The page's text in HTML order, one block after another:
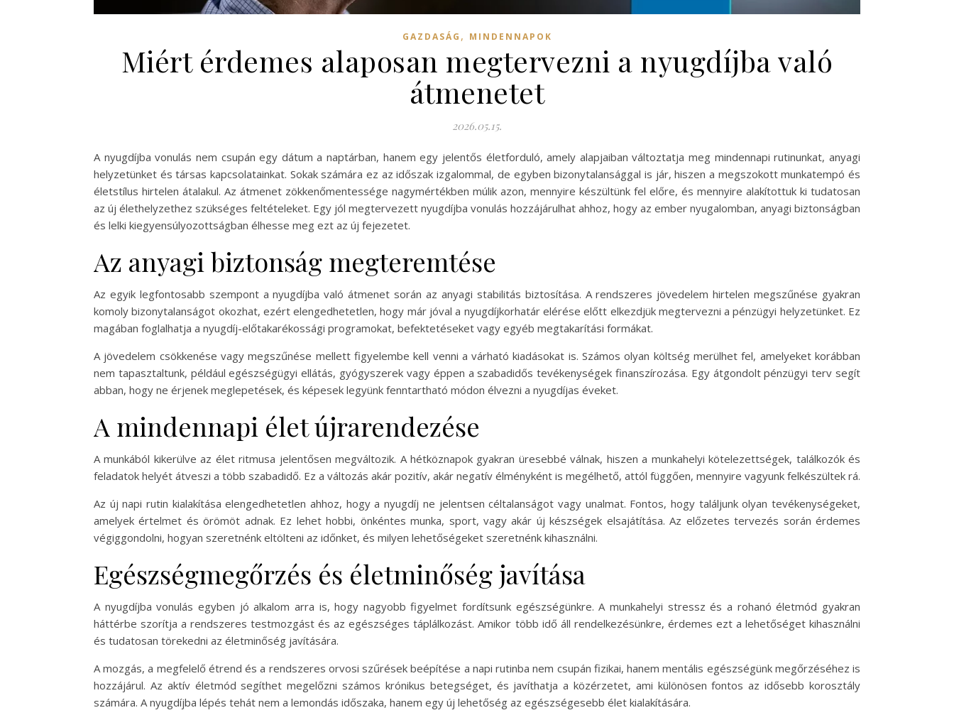
GAZDASÁG , MINDENNAPOK
Miért érdemes alaposan megtervezni a nyugdíjba való
átmenetet
2026.05.15.
A nyugdíjba vonulás nem csupán egy dátum a naptárban, hanem egy jelentős életforduló, amely alapjaiban változtatja meg mindennapi rutinunkat, anyagi
helyzetünket és társas kapcsolatainkat. Sokak számára ez az időszak izgalommal, de egyben bizonytalansággal is jár, hiszen a megszokott munkatempó és
életstílus hirtelen átalakul. Az átmenet zökkenőmentessége nagymértékben múlik azon, mennyire készültünk fel előre, és mennyire alakítottuk ki tudatosan
az új élethelyzethez szükséges feltételeket. Egy jól megtervezett nyugdíjba vonulás hozzájárulhat ahhoz, hogy az ember nyugalomban, anyagi biztonságban
és lelki kiegyensúlyozottságban élhesse meg ezt az új fejezetet.
Az anyagi biztonság megteremtése
Az egyik legfontosabb szempont a nyugdíjba való átmenet során az anyagi stabilitás biztosítása. A rendszeres jövedelem hirtelen megszűnése gyakran
komoly bizonytalanságot okozhat, ezért elengedhetetlen, hogy már jóval a nyugdíjkorhatár elérése előtt elkezdjük megtervezni a pénzügyi helyzetünket. Ez
magában foglalhatja a nyugdíj-előtakarékossági programokat, befektetéseket vagy egyéb megtakarítási formákat.
A jövedelem csökkenése vagy megszűnése mellett figyelembe kell venni a várható kiadásokat is. Számos olyan költség merülhet fel, amelyeket korábban
nem tapasztaltunk, például egészségügyi ellátás, gyógyszerek vagy éppen a szabadidős tevékenységek finanszírozása. Egy átgondolt pénzügyi terv segít
abban, hogy ne érjenek meglepetések, és képesek legyünk fenntartható módon élvezni a nyugdíjas éveket.
A mindennapi élet újrarendezése
A munkából kikerülve az élet ritmusa jelentősen megváltozik. A hétköznapok gyakran üresebbé válnak, hiszen a munkahelyi kötelezettségek, találkozók és
feladatok helyét átveszi a több szabadidő. Ez a változás akár pozitív, akár negatív élményként is megélhető, attól függően, mennyire vagyunk felkészültek rá.
Az új napi rutin kialakítása elengedhetetlen ahhoz, hogy a nyugdíj ne jelentsen céltalanságot vagy unalmat. Fontos, hogy találjunk olyan tevékenységeket,
amelyek értelmet és örömöt adnak. Ez lehet hobbi, önkéntes munka, sport, vagy akár új készségek elsajátítása. Az előzetes tervezés során érdemes
végiggondolni, hogyan szeretnénk eltölteni az időnket, és milyen lehetőségeket szeretnénk kihasználni.
Egészségmegőrzés és életminőség javítása
A nyugdíjba vonulás egyben jó alkalom arra is, hogy nagyobb figyelmet fordítsunk egészségünkre. A munkahelyi stressz és a rohanó életmód gyakran
háttérbe szorítja a rendszeres testmozgást és az egészséges táplálkozást. Amikor több idő áll rendelkezésünkre, érdemes ezt a lehetőséget kihasználni
és tudatosan törekedni az életminőség javítására.
A mozgás, a megfelelő étrend és a rendszeres orvosi szűrések beépítése a napi rutinba nem csupán fizikai, hanem mentális egészségünk megőrzéséhez is
hozzájárul. Az aktív életmód segíthet megelőzni számos krónikus betegséget, és javíthatja a közérzetet, ami különösen fontos az idősebb korosztály
számára. A nyugdíjba lépés tehát nem a lemondás időszaka, hanem egy új lehetőség az egészségesebb élet kialakítására.